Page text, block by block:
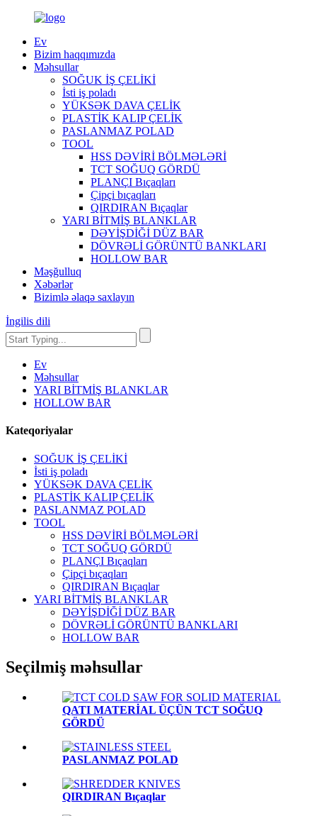
Ev
Bizim haqqımızda
Məhsullar
SOĞUK İŞ ÇELİKİ
İsti iş poladı
YÜKSƏK DAVA ÇELİK
PLASTİK KALIP ÇELİK
PASLANMAZ POLAD
TOOL
HSS DƏVİRİ BÖLMƏLƏRİ
TCT SOĞUQ GÖRDÜ
PLANÇI Bıçaqları
Çipçi bıçaqları
QIRDIRAN Bıçaqlar
YARI BİTMİŞ BLANKLAR
DƏYİŞDİĞİ DÜZ BAR
DÖVRƏLİ GÖRÜNTÜ BANKLARI
HOLLOW BAR
Məşğulluq
Xəbərlər
Bizimlə əlaqə saxlayın
İngilis dili
Ev
Məhsullar
YARI BİTMİŞ BLANKLAR
HOLLOW BAR
Kateqoriyalar
SOĞUK İŞ ÇELİKİ
İsti iş poladı
YÜKSƏK DAVA ÇELİK
PLASTİK KALIP ÇELİK
PASLANMAZ POLAD
TOOL
HSS DƏVİRİ BÖLMƏLƏRİ
TCT SOĞUQ GÖRDÜ
PLANÇI Bıçaqları
Çipçi bıçaqları
QIRDIRAN Bıçaqlar
YARI BİTMİŞ BLANKLAR
DƏYİŞDİĞİ DÜZ BAR
DÖVRƏLİ GÖRÜNTÜ BANKLARI
HOLLOW BAR
Seçilmiş məhsullar
QATI MATERİAL ÜÇÜN TCT SOĞUQ
GÖRDÜ
PASLANMAZ POLAD
QIRDIRAN Bıçaqlar